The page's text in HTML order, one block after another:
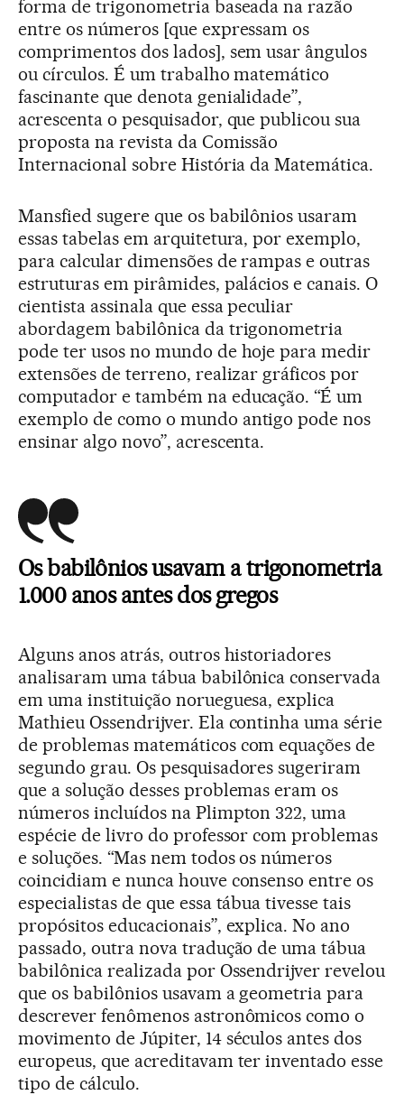
forma de trigonometria baseada na razão
entre os números [que expressam os
comprimentos dos lados], sem usar ângulos
ou círculos. É um trabalho matemático
fascinante que denota genialidade”,
acrescenta o pesquisador, que publicou sua
proposta na revista da Comissão
Internacional sobre História da Matemática.
Mansfied sugere que os babilônios usaram
essas tabelas em arquitetura, por exemplo,
para calcular dimensões de rampas e outras
estruturas em pirâmides, palácios e canais. O
cientista assinala que essa peculiar
abordagem babilônica da trigonometria
pode ter usos no mundo de hoje para medir
extensões de terreno, realizar gráficos por
computador e também na educação. “É um
exemplo de como o mundo antigo pode nos
ensinar algo novo”, acrescenta.
Os babilônios usavam a trigonometria
1.000 anos antes dos gregos
Alguns anos atrás, outros historiadores
analisaram uma tábua babilônica conservada
em uma instituição norueguesa, explica
Mathieu Ossendrijver. Ela continha uma série
de problemas matemáticos com equações de
segundo grau. Os pesquisadores sugeriram
que a solução desses problemas eram os
números incluídos na Plimpton 322, uma
espécie de livro do professor com problemas
e soluções. “Mas nem todos os números
coincidiam e nunca houve consenso entre os
especialistas de que essa tábua tivesse tais
propósitos educacionais”, explica. No ano
passado, outra nova tradução de uma tábua
babilônica realizada por Ossendrijver revelou
que os babilônios usavam a geometria para
descrever fenômenos astronômicos como o
movimento de Júpiter, 14 séculos antes dos
europeus, que acreditavam ter inventado esse
tipo de cálculo.